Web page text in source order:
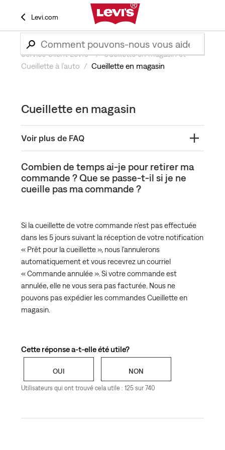
Levi.com
Service Client Levi’s®
Cueillette en magasin et
Cueillette à l’auto
Cueillette en magasin
Cueillette en magasin
Voir plus de FAQ
Cueillette en magasin Levi’sMD
Comment fonctionne la Cueillette en magasin ?
Comment saurai-je quand ma commande en
Est-il possible d’annuler ou de modifier une
commande Cueillette en magasin après l'avoir passée
? Est-ce que je peux changer le lieu de retrait ?
Combien de temps ai-je pour retirer ma commande
? Que se passe-t-il si je ne cueille pas ma commande
?
Puis-je demander à quelqu'un d'autre de cueillir ma
commande en magasin ?
Quand ma carte de crédit sera-t-elle débitée pour
ma commande Cueillette en magasin ?
Puis-je sélectionner certains articles à retirer en
Combien de temps ai-je pour retirer ma
commande ? Que se passe-t-il si je ne
cueille pas ma commande ?
Si la cueillette de votre commande n’est pas effectuée
dans les 5 jours suivant la réception de votre notification
« Prêt pour la cueillette », nous l'annulerons
automatiquement et vous recevrez un courriel
« Commande annulée ». Si votre commande est
annulée, elle ne vous sera pas facturée. Nous ne
pouvons pas expédier les commandes Cueillette en
magasin.
Cette réponse a-t-elle été utile?
OUI NON
Utilisateurs qui ont trouvé cela utile : 125 sur 740